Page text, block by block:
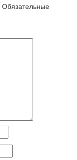
Обязательные